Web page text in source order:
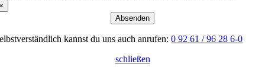
Absenden
kannst du uns auch anrufen:0 92 61 / 96 28 6-0
schließen